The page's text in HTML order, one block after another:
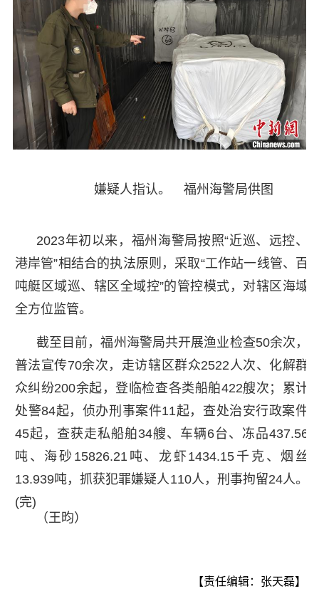
嫌疑人指认。 福州海警局供图
2023年初以来，福州海警局按照“近巡、远控、
港岸管”相结合的执法原则，采取“工作站一线管、百
吨艇区域巡、辖区全域控”的管控模式，对辖区海域
全方位监管。
截至目前，福州海警局共开展渔业检查50余次，
普法宣传70余次，走访辖区群众2522人次、化解群
众纠纷200余起，登临检查各类船舶422艘次；累计
处警84起，侦办刑事案件11起，查处治安行政案件
45起，查获走私船舶34艘、车辆6台、冻品437.56
吨、海砂15826.21吨、龙虾1434.15千克、烟丝
13.939吨，抓获犯罪嫌疑人110人，刑事拘留24人。
(完)
（王昀）
【责任编辑：张天磊】